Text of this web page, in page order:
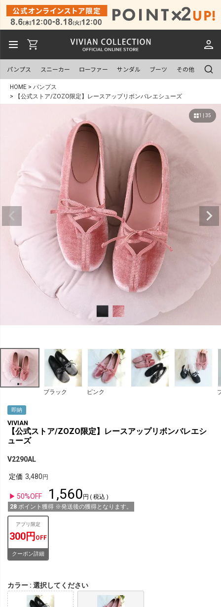
パンプス スニーカー ローファー サンダル ブーツ その他
HOME
パンプス
【公式ストア/ZOZO限定】レースアップリボンバレエシューズ
1 | 35
ブラック ピンク
即納
VIVIAN
【公式ストア/ZOZO限定】レースアップリボンバレエシ
ューズ
V2290AL
定価 3,480
50%OFF 1,560
税込
28 ポイント獲得 ※発送後の獲得となります。
アプリ限定
300円 OFF
クーポン詳細
カラー 選択してください